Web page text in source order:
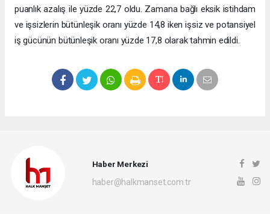
puanlık azalış ile yüzde 22,7 oldu. Zamana bağlı eksik istihdam
ve işsizlerin bütünleşik oranı yüzde 14,8 iken işsiz ve potansiyel
iş gücünün bütünleşik oranı yüzde 17,8 olarak tahmin edildi.
Haber Merkezi
haber@halkmanset.com.tr